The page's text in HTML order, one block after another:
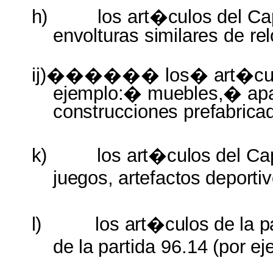
h)
los art�culos del
envolturas similares de
ij)������ los�
ejemplo:� muebles,�
construcciones
k) los art�culos del
juegos, artefactos
l) los art�culos de la
de la partida 96.14 (por